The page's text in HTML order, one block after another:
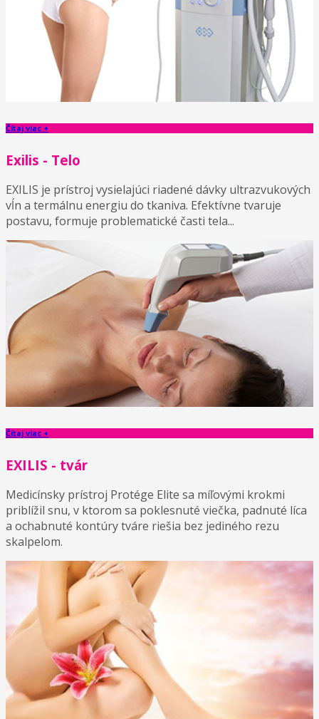
Čítaj viac +
Exilis - Telo
EXILIS je prístroj vysielajúci riadené dávky ultrazvukových
vĺn a termálnu energiu do tkaniva. Efektívne tvaruje
postavu, formuje problematické časti tela...
Čítaj viac +
EXILIS - tvár
Medicínsky prístroj Protége Elite sa míľovými krokmi
priblížil snu, v ktorom sa poklesnuté viečka, padnuté líca
a ochabnuté kontúry tváre riešia bez jediného rezu
skalpelom.